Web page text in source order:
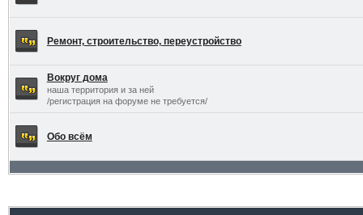
Ремонт, строительство, переустройство
Вокруг дома
наша территория и за ней
/регистрация на форуме не требуется/
Обо всём